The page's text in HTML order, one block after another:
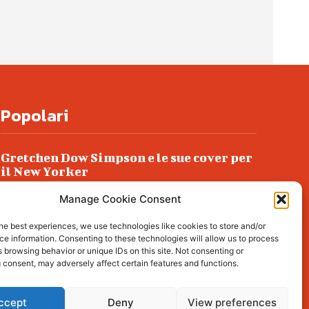
Manage Cookie Consent
best experiences, we use technologies like cookies to store and/or
information. Consenting to these technologies will allow us to process
browsing behavior or unique IDs on this site. Not consenting or
may adversely affect certain features and functions.
Deny View preferences
Popolari
Gretchen Dow Simpson e le sue cover per
il New Yorker
Ancora dossieraggi e schedature
Podlech, il Cile lo ha condannato
all’ergastolo
Era ubriaca…